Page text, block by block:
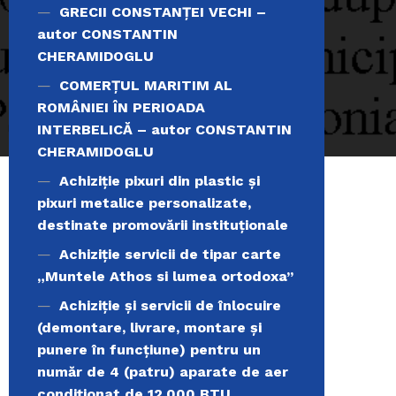
GRECII CONSTANȚEI VECHI –
autor CONSTANTIN
CHERAMIDOGLU
COMERŢUL MARITIM AL
ROMÂNIEI ÎN PERIOADA
INTERBELICĂ – autor CONSTANTIN
CHERAMIDOGLU
Achiziţie pixuri din plastic și
pixuri metalice personalizate,
destinate promovării instituționale
Achiziție servicii de tipar carte
„Muntele Athos si lumea ortodoxa’’
Achiziție și servicii de înlocuire
(demontare, livrare, montare și
punere în funcțiune) pentru un
număr de 4 (patru) aparate de aer